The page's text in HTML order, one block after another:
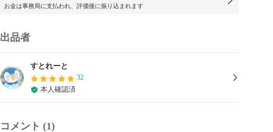
お金は事務局に支払われ、評価後に振り込まれます
出品者
すとれーと
32
本人確認済
コメント (1)